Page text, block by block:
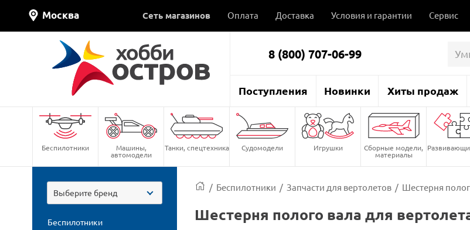
Москва Сеть магазинов Оплата Доставка Условия и гарантии Сервис
8 (800) 707-06-99
Поступления Новинки Хиты продаж
Беспилотники Машины,
автомодели
Танки, спецтехника Судомодели Игрушки Сборные модели,
материалы
Выберите бренд
Беспилотники
/ Беспилотники / Запчасти для вертолетов / Шестерня
Шестерня полого вала для